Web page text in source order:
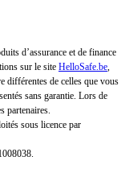
d’assurance et de finance
sur le site HelloSafe.be,
différentes de celles que vous
sans garantie. Lors de
partenaires.
sous licence par